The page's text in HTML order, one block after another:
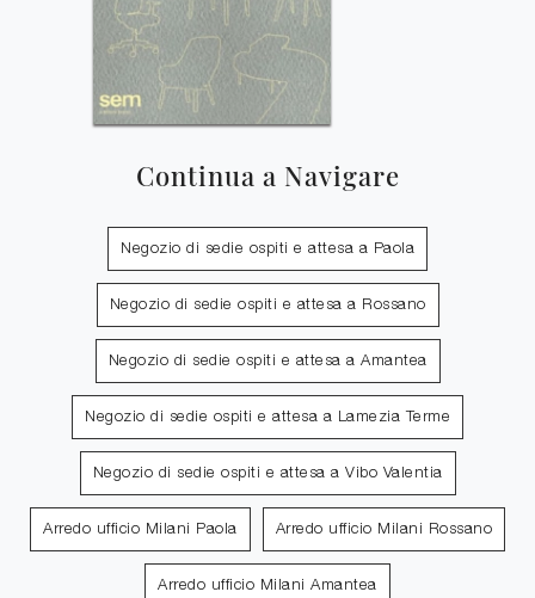
Continua a Navigare
Negozio di sedie ospiti e attesa a Paola
Negozio di sedie ospiti e attesa a Rossano
Negozio di sedie ospiti e attesa a Amantea
Negozio di sedie ospiti e attesa a Lamezia Terme
Negozio di sedie ospiti e attesa a Vibo Valentia
Arredo ufficio Milani Paola Arredo ufficio Milani Rossano
Arredo ufficio Milani Amantea